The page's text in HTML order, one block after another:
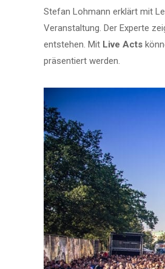
Stefan Lohmann erklärt mit
Veranstaltung. Der Experte
entstehen. Mit Live Acts
präsentiert werden.